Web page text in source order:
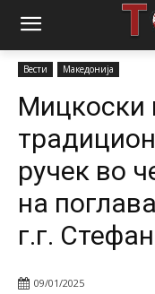
Почетна
Вести Македонија
Мицкоски
ручек во
на
г.г. Стефан
09/01/2025